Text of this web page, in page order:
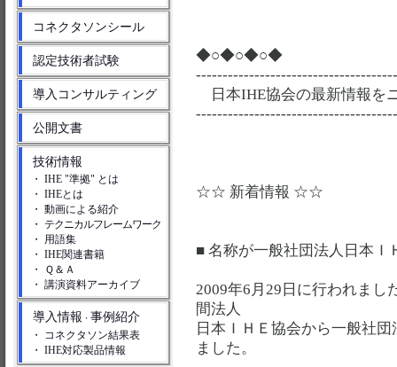
◆○◆○◆○◆
日本IHE協会の最新情報を
☆☆ 新着情報 ☆☆
■ 名称が一般社団法人日本Ｉ
2009年6月29日に行われまし
間法人
日本ＩＨＥ協会から一般社
ました。
コネクタソンシール
認定技術者試験
導入コンサルティング
公開文書
技術情報
・ IHE "準拠" とは
・ IHEとは
・ 動画による紹介
・ テクニカルフレームワーク
・ 用語集
・ IHE関連書籍
・ Ｑ＆Ａ
・ 講演資料アーカイブ
導入情報 ・ 事例紹介
・ コネクタソン結果表
・ IHE対応製品情報